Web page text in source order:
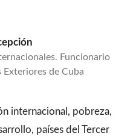
Funcionario
de Cuba
internacional, pobreza,
países del Tercer